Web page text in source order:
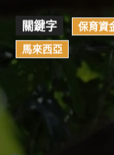
關鍵字 保育資
馬來西亞